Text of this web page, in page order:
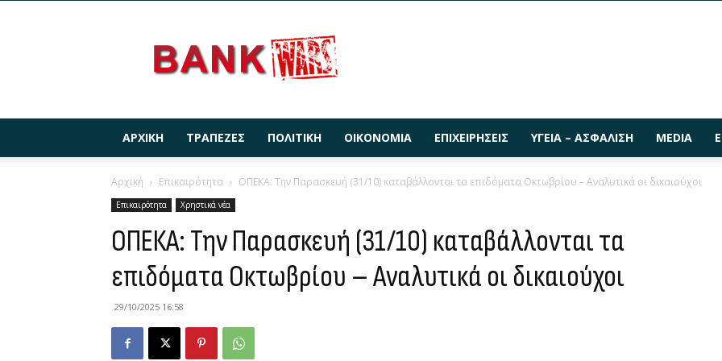
ΑΡΧΙΚΉ ΤΡΆΠΕΖΕΣ ΠΟΛΙΤΙΚΉ ΟΙΚΟΝΟΜΊΑ ΕΠΙΧΕΙΡΉΣΕΙΣ ΥΓΕΊΑ – ΑΣΦΆΛΙΣΗ MEDIA
Αρχική Επικαιρότητα ΟΠΕΚΑ: Την Παρασκευή (31/10) καταβάλλονται τα επιδόματα Οκτωβρίου – Αναλυτικά οι δικαιούχοι
Επικαιρότητα Χρηστικά νέα
ΟΠΕΚΑ: Την Παρασκευή (31/10) καταβάλλονται τα
επιδόματα Οκτωβρίου – Αναλυτικά οι δικαιούχοι
29/10/2025 16:58